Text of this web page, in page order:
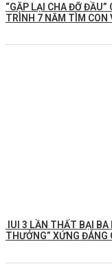
️“GẶP LẠI CHA ĐỠ ĐẦU”
TRÌNH 7 NĂM TÌM CON
IUI 3 LẦN THẤT BẠI BA
THƯỞNG” XỨNG ĐÁNG